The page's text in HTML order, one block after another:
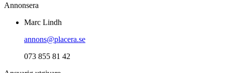
Annonsera
Marc Lindh
annons@placera.se
073 855 81 42